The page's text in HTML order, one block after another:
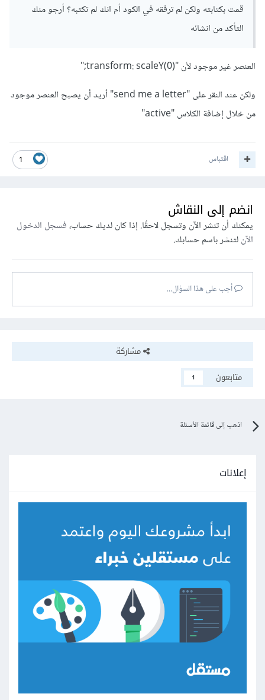
قمت بكتابته ولكن لم ترفقه في الكود أم انك لم تكتبه؟ أرجو منك
التأكد من انشائه
العنصر غير موجود لأن "transform: scaleY(0);"
ولكن عند النقر على "send me a letter" أريد أن يصبح العنصر موجود
من خلال إضافة الكلاس "active"
1 اقتباس
انضم إلى النقاش
يمكنك أن تنشر الآن وتسجل لاحقًا. إذا كان لديك حساب،فسجل الدخول
الآنلتنشر باسم حسابك.
أجب على هذا السؤال...
مشاركة
متابعون
1
اذهب إلى قائمة الأسئلة
إعلانات